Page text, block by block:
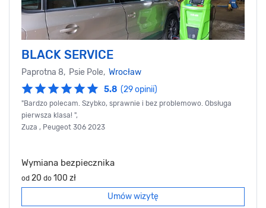
​BLACK SERVICE
Paprotna 8, Psie Pole, Wrocław
5.8 (29 opinii)
"Bardzo polecam. Szybko, sprawnie i bez problemowo. Obsługa
pierwsza klasa! ",
Zuza , Peugeot 306 2023
Wymiana bezpiecznika
od 20 do 100 zł
Umów wizytę